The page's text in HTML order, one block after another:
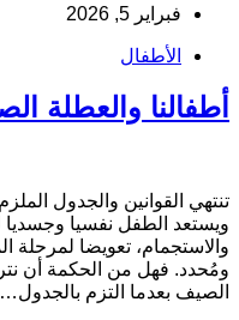
فبراير 5, 2026
الأطفال
والعطلة
القوانين والجدول الملزم
الطفل نفسيا وجسديا
تعويضا لمرحلة
فهل من الحكمة أن
بعدما التزم بالجدول…